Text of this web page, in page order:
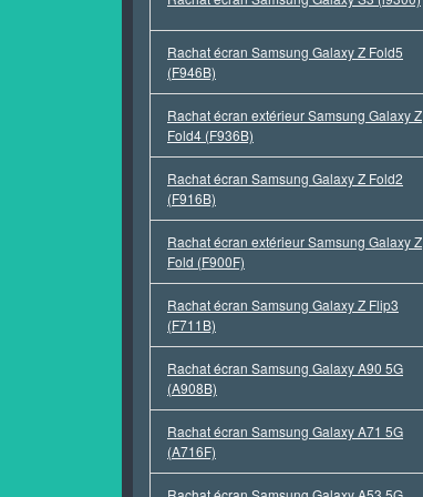
Rachat écran Samsung Galaxy Z Fold5
(F946B)
Rachat écran extérieur Samsung Galaxy Z
Fold4 (F936B)
Rachat écran Samsung Galaxy Z Fold2
(F916B)
Rachat écran extérieur Samsung Galaxy Z
Fold (F900F)
Rachat écran Samsung Galaxy Z Flip3
(F711B)
Rachat écran Samsung Galaxy A90 5G
(A908B)
Rachat écran Samsung Galaxy A71 5G
(A716F)